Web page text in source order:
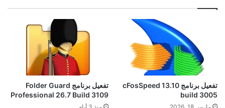
تفعيل برنامج cFosSpeed 13.10
build 3005
تفعيل برنامج Folder Guard
Professional 26.7 Build 3109